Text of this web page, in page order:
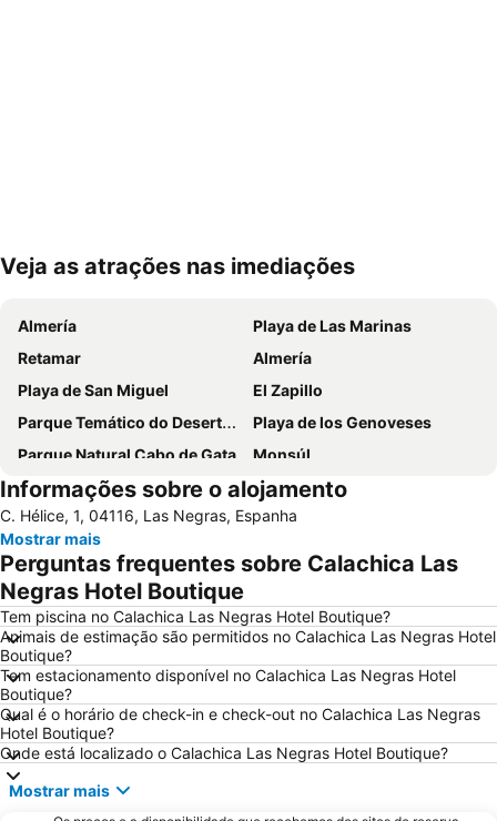
Ampliar mapa
Veja as atrações nas imediações
Almería
Playa de Las Marinas
Retamar
Almería
Playa de San Miguel
El Zapillo
Parque Temático do Deserto de Tabernas
Playa de los Genoveses
Parque Natural Cabo de Gata
Monsúl
Andalucía Day
Playa de vista de los Ángeles
Palacio Municipal de los Juegos Mediterráneos
Agua Amarga
Tagarete
Zapillo
San Telmo
San Miguel de Cabo de Gata
Venta del Bancal-Ventanicas
Playa de las Ventiscas
Casablanca
Marina de la Torre
Garrucha - Las Escobetas
Torrecárdenas
Los Almendros
Informações sobre o alojamento
C. Hélice, 1, 04116, Las Negras, Espanha
Mostrar mais
Perguntas frequentes sobre Calachica Las
Negras Hotel Boutique
Tem piscina no Calachica Las Negras Hotel Boutique?
Animais de estimação são permitidos no Calachica Las Negras Hotel
Boutique?
Tem estacionamento disponível no Calachica Las Negras Hotel
Boutique?
Qual é o horário de check-in e check-out no Calachica Las Negras
Hotel Boutique?
Onde está localizado o Calachica Las Negras Hotel Boutique?
Mostrar mais